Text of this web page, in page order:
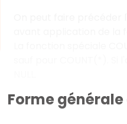
Forme générale